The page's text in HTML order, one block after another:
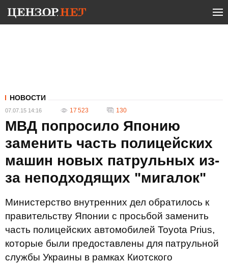
НОВОСТИ
07.07.15 14:16 17 523 130
МВД попросило Японию
заменить часть полицейских
машин новых патрульных из-
за неподходящих "мигалок"
Министерство внутренних дел обратилось к
правительству Японии с просьбой заменить
часть полицейских автомобилей Toyota Prius,
которые были предоставлены для патрульной
службы Украины в рамках Киотского